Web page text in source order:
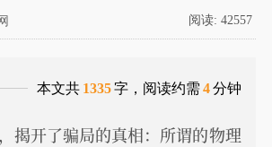
阅读: 42557
本文共 1335字，阅读约需 4分钟
揭开了骗局的真相：所谓的物理